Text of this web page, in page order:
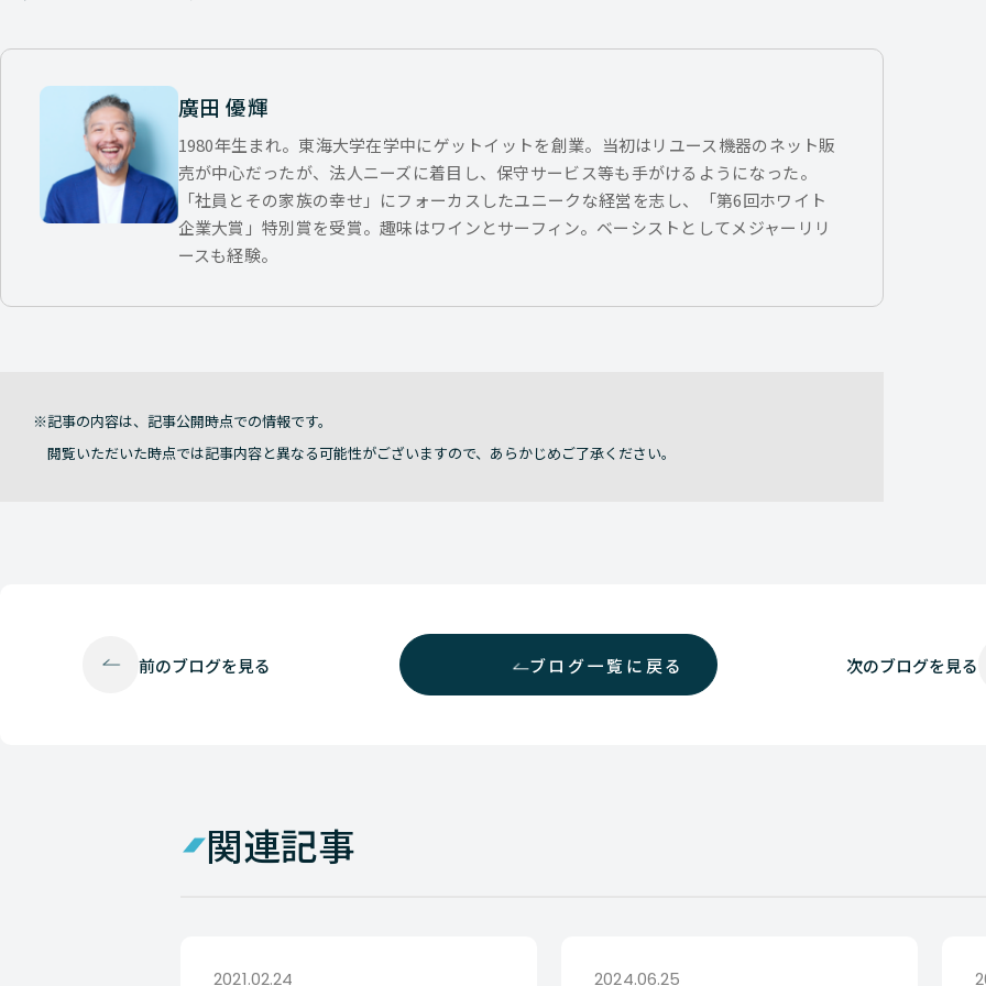
廣田 優輝
1980年生まれ。東海大学在学中にゲットイットを創業。当初はリユース機器のネット販
売が中心だったが、法人ニーズに着目し、保守サービス等も手がけるようになった。
「社員とその家族の幸せ」にフォーカスしたユニークな経営を志し、「第6回ホワイト
企業大賞」特別賞を受賞。趣味はワインとサーフィン。ベーシストとしてメジャーリリ
ースも経験。
記事の内容は、記事公開時点での情報です。
閲覧いただいた時点では記事内容と異なる可能性がございますので、あらかじめご了承ください。
前のブログを見る ブログ一覧に戻る 次のブログを見る
関連記事
2021.02.24 2024.06.25